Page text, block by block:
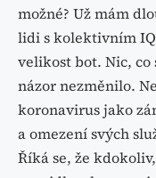
možné? Už mám
lidi s kolektivním
velikost bot. Nic, co
názor nezměnilo.
koronavirus jako
a omezení svých
Říká se, že